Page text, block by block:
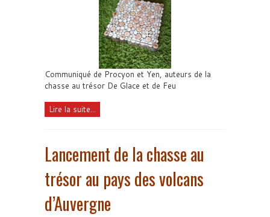
Communiqué de Procyon et Yen, auteurs de la
chasse au trésor De Glace et de Feu
Lire la suite...
Lancement de la chasse au
trésor au pays des volcans
d’Auvergne